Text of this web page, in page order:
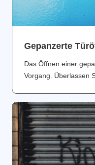
Gepanzerte
Das Öffnen einer
Vorgang. Überlassen